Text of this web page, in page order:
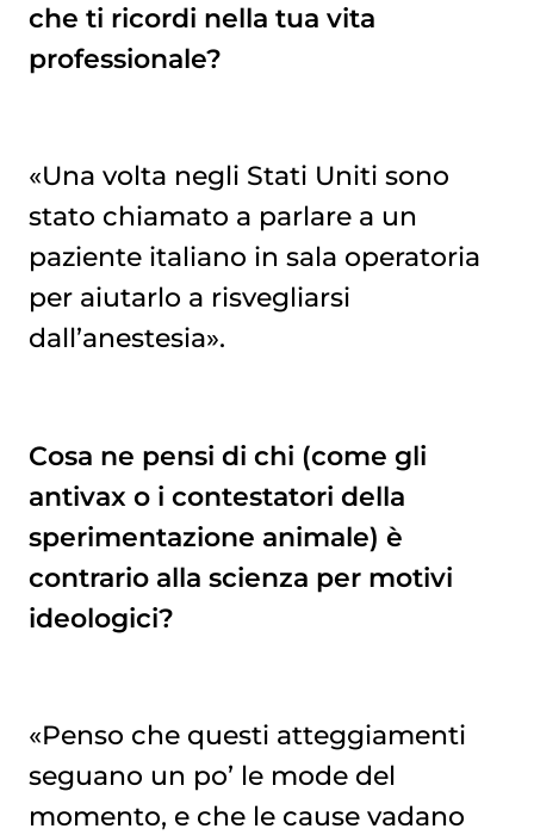
che ti ricordi nella tua vita
professionale?
«Una volta negli Stati Uniti sono
stato chiamato a parlare a un
paziente italiano in sala operatoria
per aiutarlo a risvegliarsi
dall’anestesia».
Cosa ne pensi di chi (come gli
antivax o i contestatori della
sperimentazione animale) è
contrario alla scienza per motivi
ideologici?
«Penso che questi atteggiamenti
seguano un po’ le mode del
momento, e che le cause vadano